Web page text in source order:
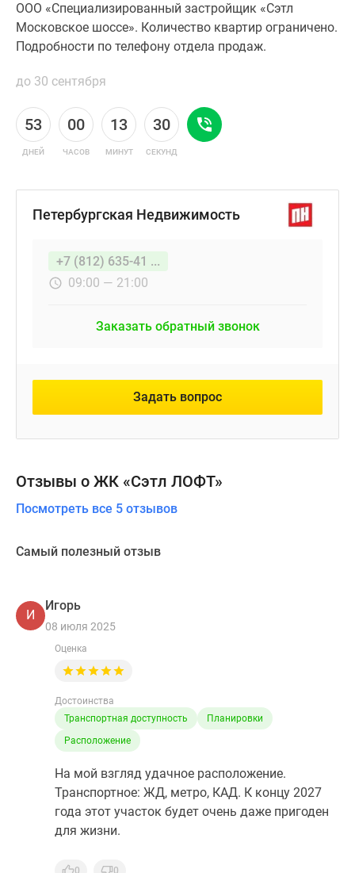
ООО «Специализированный застройщик «Сэтл
Московское шоссе». Количество квартир ограничено.
Подробности по телефону отдела продаж.
до 30 сентября
53
ДНЕЙ
00
ЧАСОВ
13
МИНУТ
30
СЕКУНД
Петербургская Недвижимость
+7 (812) 635-41 ...
09:00 — 21:00
Заказать обратный звонок
Задать вопрос
Отзывы о ЖК «Сэтл ЛОФТ»
Посмотреть все 5 отзывов
Самый полезный отзыв
И
Игорь
08 июля 2025
Оценка
Достоинства
Транспортная доступность
Планировки
Расположение
На мой взгляд удачное расположение.
Транспортное: ЖД, метро, КАД. К концу 2027
года этот участок будет очень даже пригоден
для жизни.
0 0